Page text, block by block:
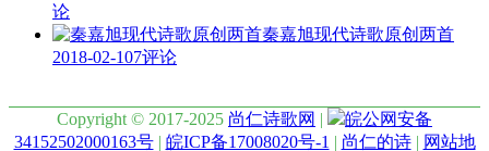
论
秦嘉旭现代诗歌原创两首
2018-02-107评论
Copyright © 2017-2025 尚仁诗歌网 |
皖公网安备
34152502000163号| 皖ICP备17008020号-1 | 尚仁的诗| 网站地